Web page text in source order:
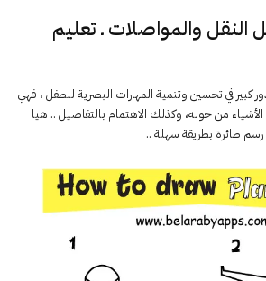
والمواصلات ـ تعليم
كبير في تحسين وتنمية المهارات البصرية للطفل ، فهي
من حوله، وكذلك الاهتمام بالتفاصيل .. هيا
رسم طائرة بطريقة سهلة ..